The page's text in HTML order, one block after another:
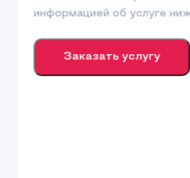
информацией об услуге
Заказать услугу